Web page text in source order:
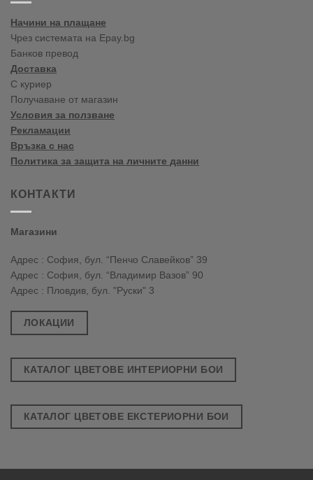
Начини на плащане
Чрез системата на Epay.bg
Банков превод
Доставка
С куриер
Получаване от магазин
Условия за ползване
Рекламации
Връзка с нас
Политика за защита на личните данни
КОНТАКТИ
Магазини
Адрес : София, бул. “Пенчо Славейков” 39
Адрес : София, бул. “Владимир Вазов” 90
Адрес : Пловдив, бул. "Руски" 3
ЛОКАЦИИ
КАТАЛОГ ЦВЕТОВЕ ИНТЕРИОРНИ БОИ
КАТАЛОГ ЦВЕТОВЕ ЕКСТЕРИОРНИ БОИ